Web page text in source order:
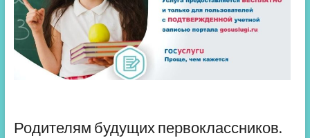
Родителям будущих первоклассников.